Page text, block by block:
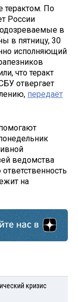
терактом. По
России
в
в пятницу, 30
исполняющий
что теракт
отвергает
передаёт
ведомства
ответственность
на
кризис